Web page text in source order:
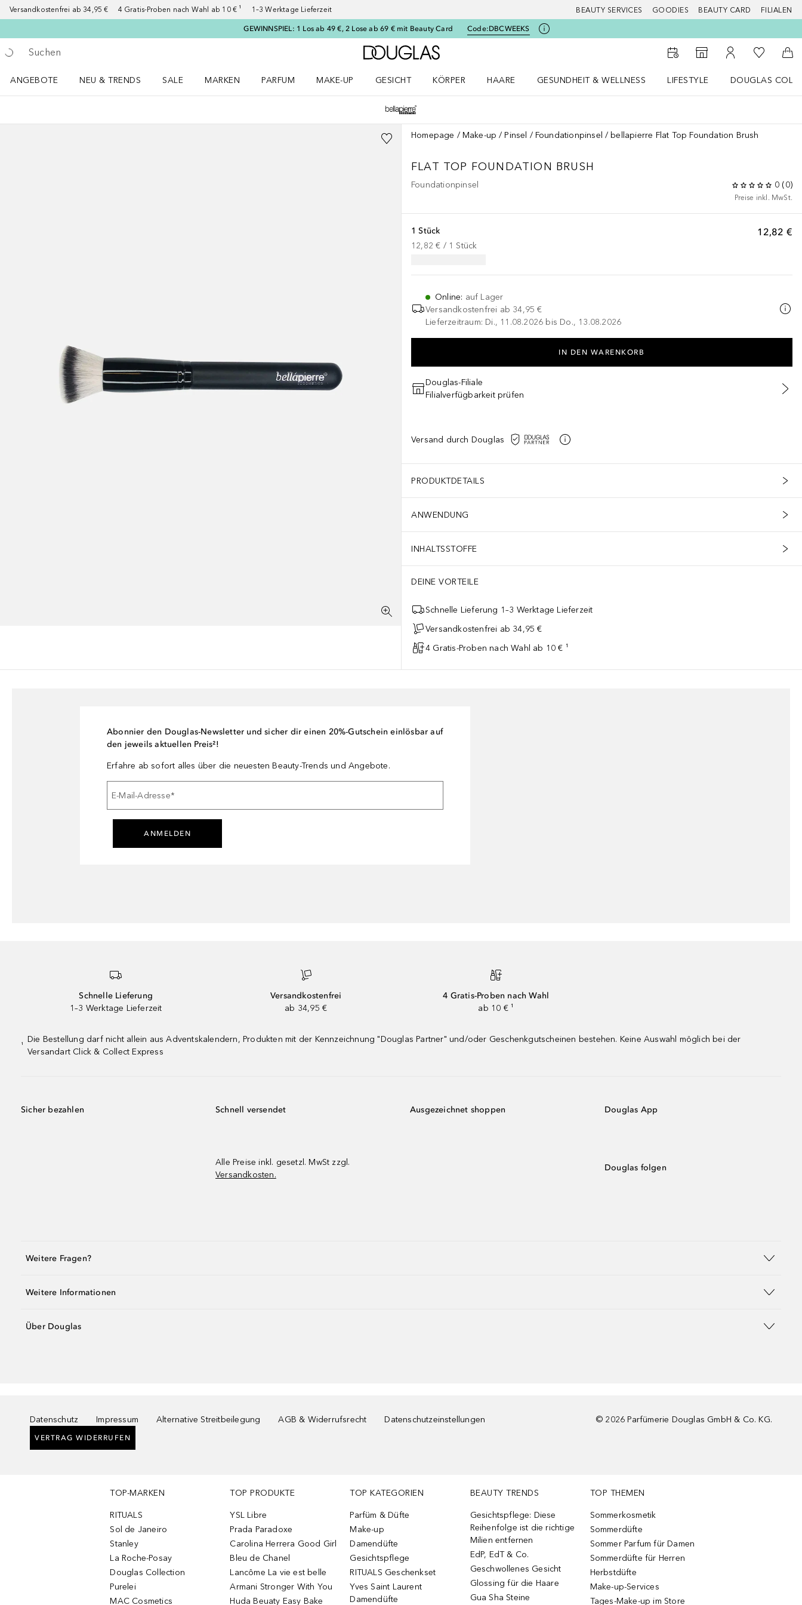
Versandkostenfrei ab 34,95 € 4 Gratis-Proben nach Wahl ab 10 € ¹ 1–3 Werktage Lieferzeit BEAUTY SERVICES GOODIES BEAUTY CARD FILIALEN
GEWINNSPIEL: 1 Los ab 49 €, 2 Lose ab 69 € mit Beauty Card Code:DBCWEEKS
Gehe zurück
Suche ausführen
Zur Douglas Startseite
Zum Storefinder
Zu Meinem
Zu Meiner
ANGEBOTE
NEU & TRENDS
SALE
MARKEN
PARFUM
MAKE-UP
GESICHT
KÖRPER
HAARE
GESUNDHEIT & WELLNESS
LIFESTYLE
DOUGLAS
Homepage Make-up Pinsel Foundationpinsel bellapierre Flat Top Foundation Brush
FLAT TOP FOUNDATION BRUSH
Foundationpinsel 0 (0)
Preise inkl. MwSt.
12,82 €
1 Stück
12,82 € / 1 Stück
Online: auf Lager
Versandkostenfrei ab 34,95 €
Lieferzeitraum: Di., 11.08.2026 bis Do., 13.08.2026
IN DEN WARENKORB
Douglas-Filiale
Filialverfügbarkeit prüfen
Versand durch Douglas
PRODUKTDETAILS
ANWENDUNG
INHALTSSTOFFE
DEINE VORTEILE
Schnelle Lieferung 1–3 Werktage Lieferzeit
Versandkostenfrei ab 34,95 €
4 Gratis-Proben nach Wahl ab 10 € ¹
Abonnier den Douglas-Newsletter und sicher dir einen 20%-Gutschein einlösbar auf
den jeweils aktuellen Preis²!
Erfahre ab sofort alles über die neuesten Beauty-Trends und Angebote.
E-Mail-Adresse*
ANMELDEN
Schnelle Lieferung
1–3 Werktage Lieferzeit
Versandkostenfrei
ab 34,95 €
4 Gratis-Proben nach Wahl
ab 10 € ¹
¹
Die Bestellung darf nicht allein aus Adventskalendern, Produkten mit der Kennzeichnung "Douglas Partner" und/oder Geschenkgutscheinen bestehen. Keine Auswahl möglich bei der
Versandart Click & Collect Express
Sicher bezahlen Schnell versendet
Alle Preise inkl. gesetzl. MwSt zzgl.
Versandkosten.
Ausgezeichnet shoppen Douglas App
Douglas folgen
Weitere Fragen?
Weitere Informationen
Über Douglas
Datenschutz Impressum Alternative Streitbeilegung AGB & Widerrufsrecht Datenschutzeinstellungen
VERTRAG WIDERRUFEN
© 2026 Parfümerie Douglas GmbH & Co. KG.
TOP-MARKEN
RITUALS
Sol de Janeiro
Stanley
La Roche-Posay
Douglas Collection
Purelei
MAC Cosmetics
TOP PRODUKTE
YSL Libre
Prada Paradoxe
Carolina Herrera Good Girl
Bleu de Chanel
Lancôme La vie est belle
Armani Stronger With You
Huda Beuaty Easy Bake
TOP KATEGORIEN
Parfüm & Düfte
Make-up
Damendüfte
Gesichtspflege
RITUALS Geschenkset
Yves Saint Laurent
Damendüfte
BEAUTY TRENDS
Gesichtspflege: Diese
Reihenfolge ist die richtige
Milien entfernen
EdP, EdT & Co.
Geschwollenes Gesicht
Glossing für die Haare
Gua Sha Steine
TOP THEMEN
Sommerkosmetik
Sommerdüfte
Sommer Parfum für Damen
Sommerdüfte für Herren
Herbstdüfte
Make-up-Services
Tages-Make-up im Store